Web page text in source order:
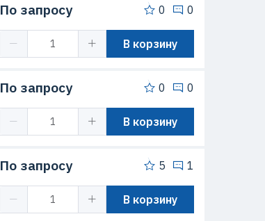
По запросу 0 0
В корзину
По запросу 0 0
В корзину
По запросу 5 1
В корзину